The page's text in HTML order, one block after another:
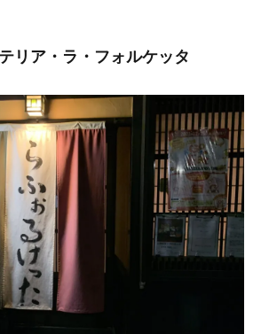
リア・ラ・フォルケッタ